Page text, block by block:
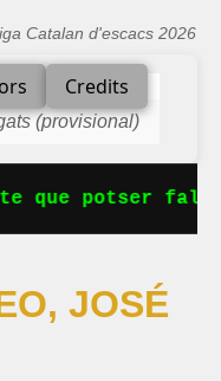
Catalan d'escacs 2026
Credits
(provisional)
que potser
JOSÉ